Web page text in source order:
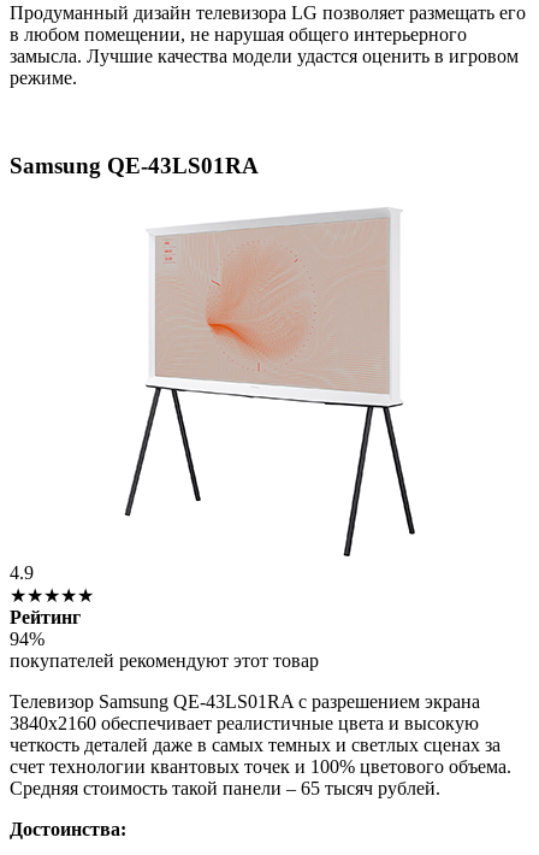
Продуманный дизайн телевизора LG позволяет размещать его
в любом помещении, не нарушая общего интерьерного
замысла. Лучшие качества модели удастся оценить в игровом
режиме.
Samsung QE-43LS01RA
4.9
★★★★★
Рейтинг
94%
покупателей рекомендуют этот товар
Телевизор Samsung QE-43LS01RA с разрешением экрана
3840х2160 обеспечивает реалистичные цвета и высокую
четкость деталей даже в самых темных и светлых сценах за
счет технологии квантовых точек и 100% цветового объема.
Средняя стоимость такой панели – 65 тысяч рублей.
Достоинства: